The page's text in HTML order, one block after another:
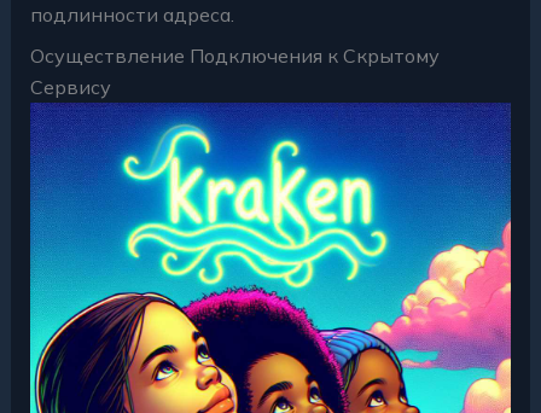
подлинности адреса.
Осуществление Подключения к Скрытому
Сервису